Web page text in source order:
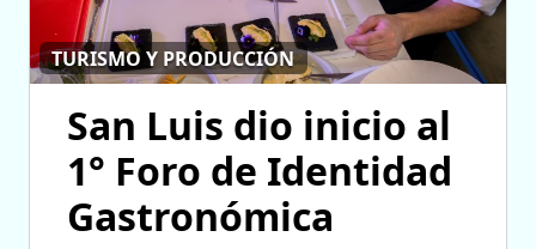
TURISMO Y PRODUCCIÓN
San Luis dio inicio al
1° Foro de Identidad
Gastronómica